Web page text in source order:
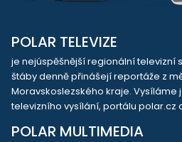
POLAR TELEVIZE
je nejúspěšnější regionální televizní
štáby denně přinášejí reportáže z
Moravskoslezského kraje.
televizního vysílání, portálu polar.cz
POLAR MULTIMEDIA